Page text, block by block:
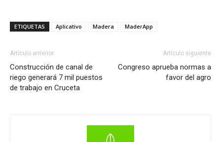
ETIQUETAS Aplicativo Madera MaderApp
Artículo anterior
Construcción de canal de
riego generará 7 mil puestos
de trabajo en Cruceta
Artículo siguiente
Congreso aprueba normas a
favor del agro